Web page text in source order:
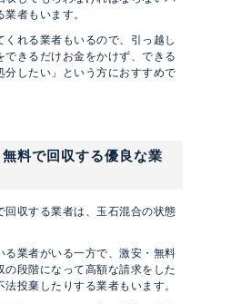
者もいます。
くれる業者もいるので、引っ越し
できるだけお金をかけず、できる
分したい」という方におすすめで
料で回収する優良な業
回収する業者は、玉石混合の状態
る業者がいる一方で、激安・無料
の段階になって高額な請求をした
投棄したりする業者もいます。